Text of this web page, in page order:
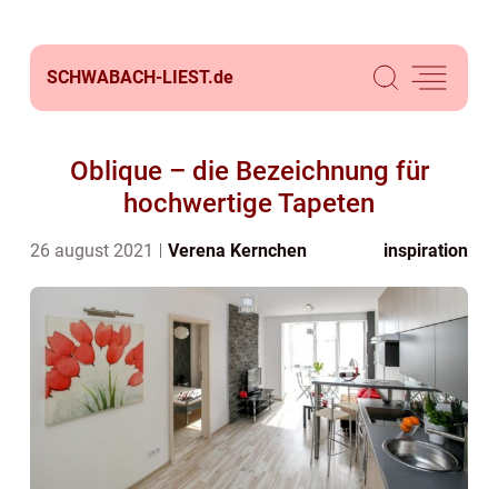
SCHWABACH-LIEST.de
Oblique – die Bezeichnung für
hochwertige Tapeten
26 august 2021 Verena Kernchen inspiration